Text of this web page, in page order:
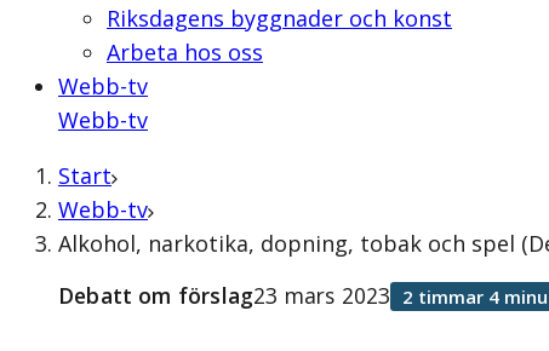
Riksdagens byggnader och konst
Arbeta hos oss
Webb-tv
Webb-tv
Start
Webb-tv
Alkohol, narkotika, dopning, tobak och spel
Debatt om förslag23 mars 2023 2 timmar 4